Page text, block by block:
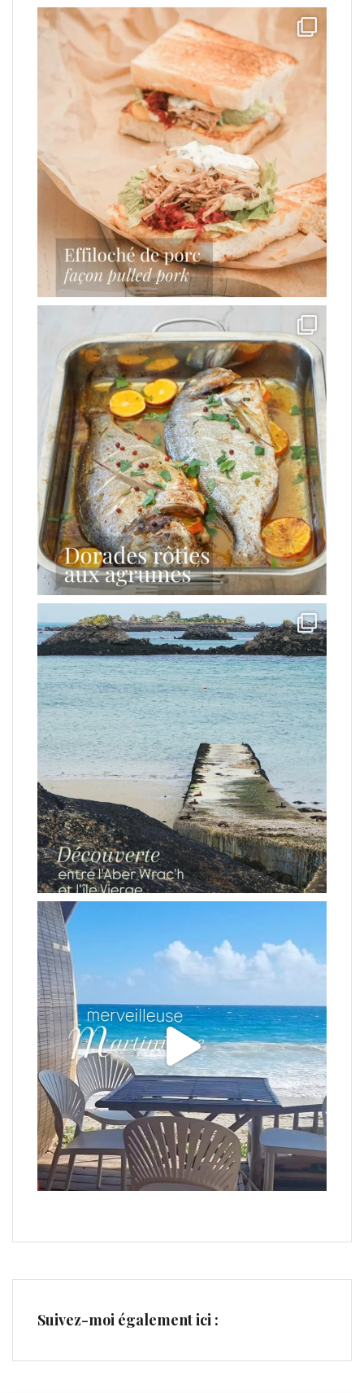
Suivez-moi également ici :